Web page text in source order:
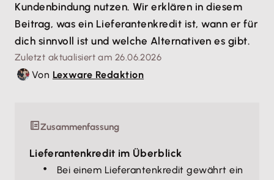
Kundenbindung nutzen. Wir erklären in diesem
Beitrag, was ein Lieferantenkredit ist, wann er für
dich sinnvoll ist und welche Alternativen es gibt.
Zuletzt aktualisiert am 26.06.2026
Von Lexware Redaktion
Zusammenfassung
Lieferantenkredit im Überblick
Bei einem Lieferantenkredit gewährt ein